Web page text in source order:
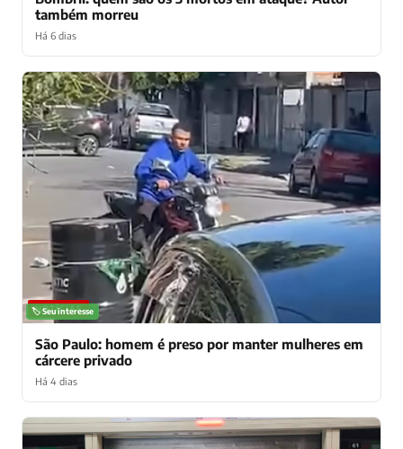
também morreu
Há 6 dias
NOTÍCIAS
🏷️ Seu interesse
São Paulo: homem é preso por manter mulheres em
cárcere privado
Há 4 dias